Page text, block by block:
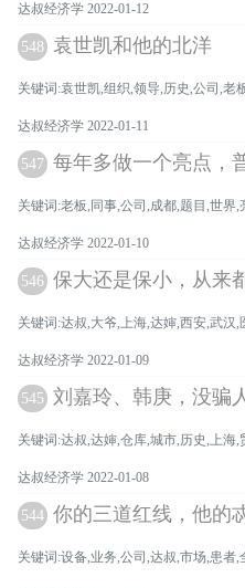
达叔经济学 2022-01-12
548 袁世凯和他的北洋
关键词:袁世凯,组织,领导,历史,公司,老
达叔经济学 2022-01-11
547 每年多做一个亮点，
关键词:老板,同事,公司,成都,题目,世界
达叔经济学 2022-01-10
546 保大还是保小，从来
关键词:达叔,大爷,上海,达婶,西安,武汉,
达叔经济学 2022-01-09
545 刘嘉玲、韩庚，没骗
关键词:达叔,达婶,仓库,城市,历史,上海
达叔经济学 2022-01-08
544 你的三道红线，他的
关键词:设备,业务,公司,达叔,市场,患者,